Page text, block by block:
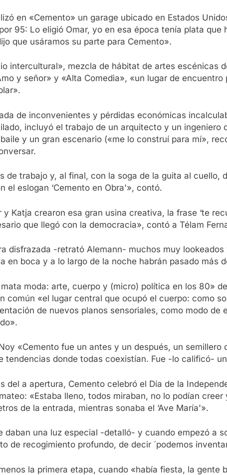
en «Cemento» un garage ubicado en Estados
95: Lo eligió Omar, yo en esa época tenía plata
que usáramos su parte para Cemento».
intercultural», mezcla de hábitat de artes
y señor» y «Alta Comedia», «un lugar de
de inconvenientes y pérdidas económicas
incluyó el trabajo de un arquitecto y un
y un gran escenario («me lo construí para mí»,
de trabajo y, al final, con la soga de la guita al cuello,
el eslogan ‘Cemento en Obra'», contó.
y Katja crearon esa gran usina creativa, la frase ‘te
que llegó con la democracia», contó a Télam
disfrazada -retrató Alemann- muchos muy
en boca y a lo largo de la noche habrán pasado más
moda: arte, cuerpo y (micro) política en los 80»
común «el lugar central que ocupó el cuerpo: como
de nuevos planos sensoriales, como modo
«Cemento fue un antes y un después, un
tendencias donde todas coexistían. Fue -lo calificó-
del a apertura, Cemento celebró el Día de la
«Estaba lleno, todos miraban, no lo podían
de la entrada, mientras sonaba el ‘Ave María'».
daban una luz especial -detalló- y cuando empezó a
de recogimiento profundo, de decir ´podemos
la primera etapa, cuando «había fiesta, la